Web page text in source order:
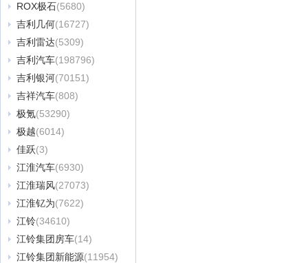
ROX极石(5680)
吉利几何(16727)
吉利雷达(5309)
吉利汽车(198796)
吉利银河(70151)
吉祥汽车(808)
极氪(53290)
极越(6014)
佳跃(3)
江淮汽车(6930)
江淮瑞风(27073)
江淮钇为(7622)
江铃(34610)
江铃集团房车(14)
江铃集团新能源(11954)